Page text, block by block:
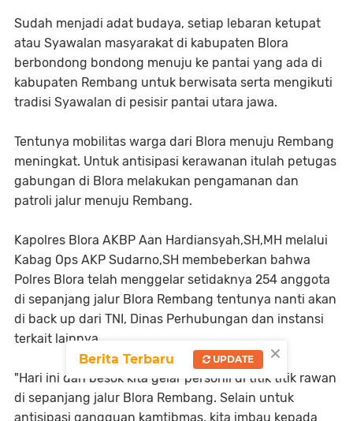
Sudah menjadi adat budaya, setiap lebaran ketupat
atau Syawalan masyarakat di kabupaten Blora
berbondong bondong menuju ke pantai yang ada di
kabupaten Rembang untuk berwisata serta mengikuti
tradisi Syawalan di pesisir pantai utara jawa.
Tentunya mobilitas warga dari Blora menuju Rembang
meningkat. Untuk antisipasi kerawanan itulah petugas
gabungan di Blora melakukan pengamanan dan
patroli jalur menuju Rembang.
Kapolres Blora AKBP Aan Hardiansyah,SH,MH melalui
Kabag Ops AKP Sudarno,SH membeberkan bahwa
Polres Blora telah menggelar setidaknya 254 anggota
di sepanjang jalur Blora Rembang tentunya nanti akan
di back up dari TNI, Dinas Perhubungan dan instansi
terkait lainnya.
"Hari ini dan besok kita gelar personil di titik titik rawan
di sepanjang jalur Blora Rembang. Selain untuk
antisipasi gangguan kamtibmas, kita imbau kepada
×
Berita Terbaru UPDATE